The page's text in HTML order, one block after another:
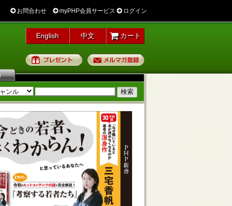
お問合わせ myPHP会員サービス ログイン
English 中文 カート
プレゼント